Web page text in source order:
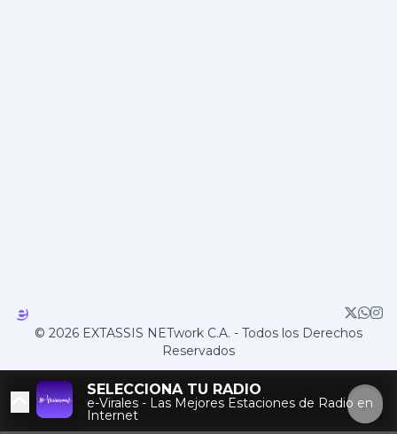
© 2026 EXTASSIS NETwork C.A. - Todos los Derechos
Reservados
SELECCIONA TU RADIO
e-Virales - Las Mejores Estaciones de Radio en
Internet